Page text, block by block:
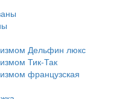
Дельфин люкс
Тик-Так
французская